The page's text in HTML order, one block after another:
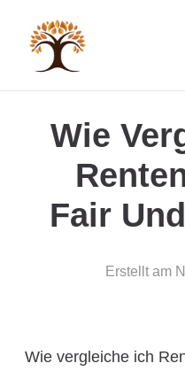
Wie
Fair
Erstellt am
Wie vergleiche ich